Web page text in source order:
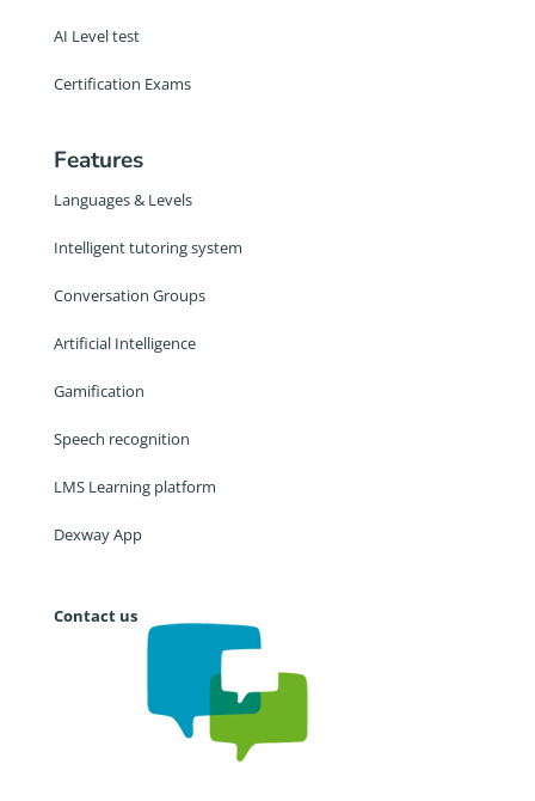
AI Level test
Certification Exams
Features
Languages & Levels
Intelligent tutoring system
Conversation Groups
Artificial Intelligence
Gamification
Speech recognition
LMS Learning platform
Dexway App
Contact us